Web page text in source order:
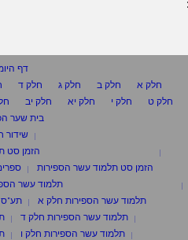
דף
חלק א
חלק ב חלק ג חלק ד
חלק ט
חלק י חלק יא חלק יב
בית שער
שידור
הזמן סט
הזמן סט תלמוד עשר הספירות
תלמוד עשר
תלמוד עשר הספירות חלק א
תע"ס
תלמוד עשר הספירות חלק ד
תלמוד עשר הספירות חלק ו